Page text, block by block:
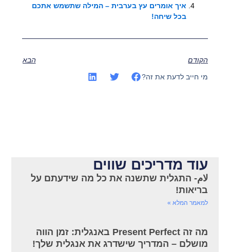
איך אומרים עץ בערבית – המילה שתשמש אתכם
בכל שיחה!
הקודם הבא
מי חייב לדעת את זה?
עוד מדריכים שווים
لام- התגלית שתשנה את כל מה שידעתם על
בריאות!
למאמר המלא »
מה זה Present Perfect באנגלית: זמן הווה
מושלם – המדריך שישדרג את אנגלית שלך!